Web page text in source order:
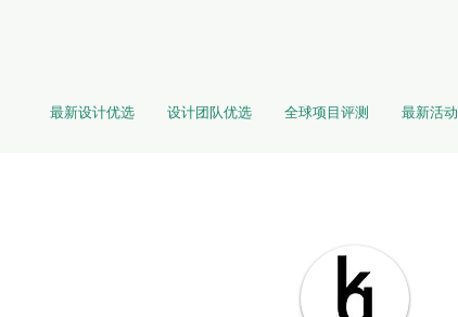
最新设计优选 设计团队优选 全球项目评测 最新活动